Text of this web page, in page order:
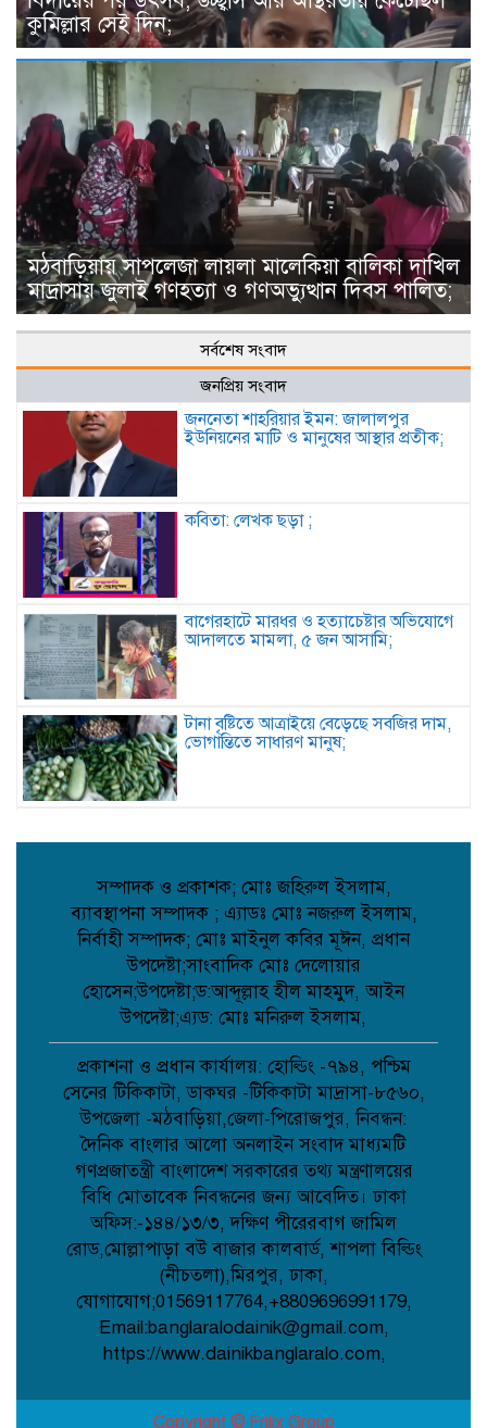
কুমিল্লার সেই দিন;
মঠবাড়িয়ায় সাপলেজা লায়লা মালেকিয়া বালিকা দাখিল
মাদ্রাসায় জুলাই গণহত্যা ও গণঅভ্যুত্থান দিবস পালিত;
সর্বশেষ সংবাদ
জনপ্রিয় সংবাদ
জননেতা শাহরিয়ার ইমন: জালালপুর
ইউনিয়নের মাটি ও মানুষের আস্থার প্রতীক;
কবিতা: লেখক ছড়া ;
বাগেরহাটে মারধর ও হত্যাচেষ্টার অভিযোগে
আদালতে মামলা, ৫ জন আসামি;
টানা বৃষ্টিতে আত্রাইয়ে বেড়েছে সবজির দাম,
ভোগান্তিতে সাধারণ মানুষ;
যাবজ্জীবন, ছেলে খালাস;
পিরোজপুরে মাদকবিরোধী অভিযানে গাঁজাসহ
আটক ১, ৪ মাসের কারাদণ্ড;
কবিতা: আত্মমর্যাদা;
বৈরী আবহাওয়া উপেক্ষা করে মাদারগঞ্জে
বিএনপির আনন্দ ও বিজয় মিছিল;
আত্রাইয়ে বান্দাইখাড়া টেকনিক্যাল অ্যান্ড
বিএম কলেজে জুলাই গণঅভ্যুত্থান দিবস
পালিত;
পোরশায় শহিদ পরিবার ও জুলাই যোদ্ধাদের
সংবর্ধনা;
সম্পাদক ও প্রকাশক; মোঃ জহিরুল ইসলাম,
ব্যাবস্থাপনা সম্পাদক ; এ্যাডঃ মোঃ নজরুল ইসলাম,
নির্বাহী সম্পাদক; মোঃ মাইনুল কবির মূঈন, প্রধান
উপদেষ্টা;সাংবাদিক মোঃ দেলোয়ার
হোসেন;উপদেষ্টা;ড:আব্দূল্লাহ হীল মাহমুদ, আইন
উপদেষ্টা;এ্যড: মোঃ মনিরুল ইসলাম,
প্রকাশনা ও প্রধান কার্যালয়: হোল্ডিং -৭৯৪, পশ্চিম
সেনের টিকিকাটা, ডাকঘর -টিকিকাটা মাদ্রাসা-৮৫৬০,
উপজেলা -মঠবাড়িয়া,জেলা-পিরোজপুর, নিবন্ধন:
দৈনিক বাংলার আলো অনলাইন সংবাদ মাধ্যমটি
গণপ্রজাতন্ত্রী বাংলাদেশ সরকারের তথ্য মন্ত্রণালয়ের
বিধি মোতাবেক নিবন্ধনের জন্য আবেদিত। ঢাকা
অফিস:-১৪৪/১৩/৩, দক্ষিণ পীরেরবাগ জামিল
রোড,মোল্লাপাড়া বউ বাজার কালবার্ড, শাপলা বিল্ডিং
(নীচতলা),মিরপুর, ঢাকা,
যোগাযোগ;01569117764,+8809696991179,
Email:banglaralodainik@gmail.com,
https://www.dainikbanglaralo.com,
Copyright © Frilix Group